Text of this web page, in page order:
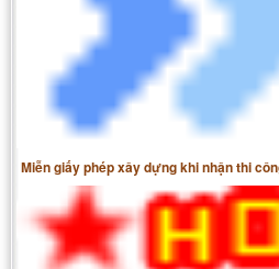
Miễn giấy phép xây dựng khi nhận thi